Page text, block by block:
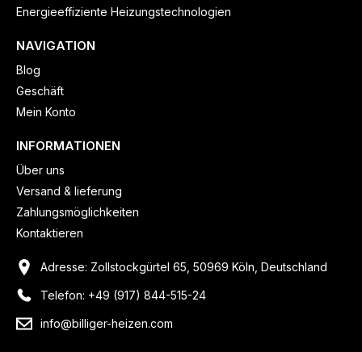
Energieeffiziente Heizungstechnologien
NAVIGATION
Blog
Geschäft
Mein Konto
INFORMATIONEN
Über uns
Versand & lieferung
Zahlungsmöglichkeiten
Kontaktieren
Adresse: Zollstockgürtel 65, 50969 Köln, Deutschland
Telefon: +49 (917) 844-515-24
info@billiger-heizen.com